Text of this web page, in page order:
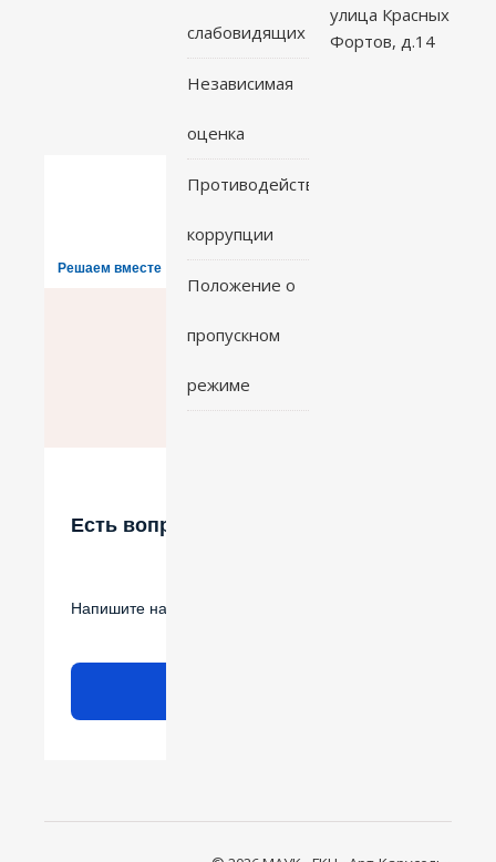
Решаем вместе
Есть вопрос?
Напишите нам
слабовидящих
Независимая
оценка
Противодействие
коррупции
Положение о
пропускном
режиме
улица Красных
Фортов, д.14